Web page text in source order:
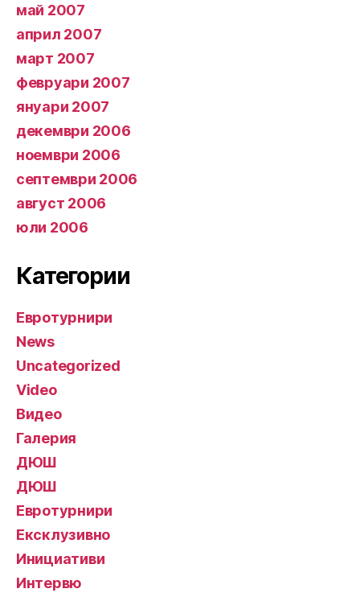
май 2007
април 2007
март 2007
февруари 2007
януари 2007
декември 2006
ноември 2006
септември 2006
август 2006
юли 2006
Категории
Евротурнири
News
Uncategorized
Video
Видео
Галерия
ДЮШ
ДЮШ
Евротурнири
Ексклузивно
Инициативи
Интервю